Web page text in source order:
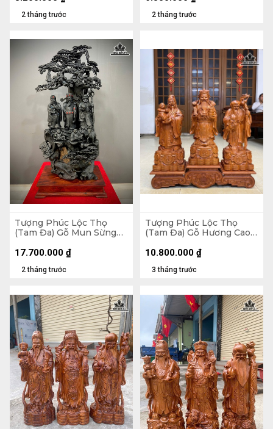
2 tháng trước 2 tháng trước
Tượng Phúc Lộc Thọ
(Tam Đa) Gỗ Mun Sừng
(cm)
2 tháng trước
17.700.000 ₫
Tượng Phúc Lộc Thọ
(Tam Đa) Gỗ Hương Cao
Kỷ Cao 15 Mặt 20 (cm)
3 tháng trước
10.800.000 ₫